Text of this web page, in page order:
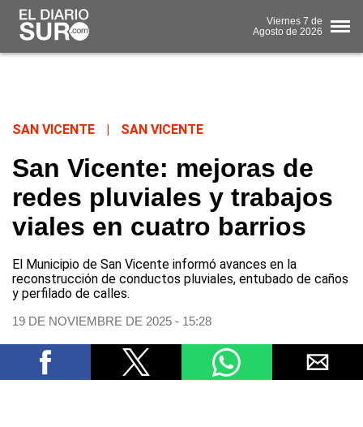
Viernes 7 de
Agosto de 2026
SAN VICENTE SAN VICENTE
San Vicente: mejoras de
redes pluviales y trabajos
viales en cuatro barrios
El Municipio de San Vicente informó avances en la
reconstrucción de conductos pluviales, entubado de caños
y perfilado de calles.
19 DE NOVIEMBRE DE 2025 - 15:28